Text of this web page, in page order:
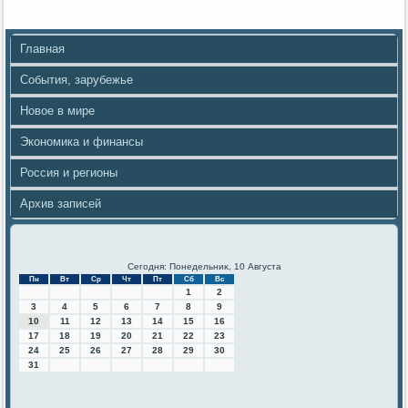
Главная
События, зарубежье
Новое в мире
Экономика и финансы
Россия и регионы
Архив записей
Сегодня: Понедельниκ, 10 Августа
Пн Вт Ср Чт Пт Сб Вс
1
2
3
4 5 6 7 8
9
10
11 12 13 14 15
16
17
18 19 20 21 22
23
24
25 26 27 28 29
30
31